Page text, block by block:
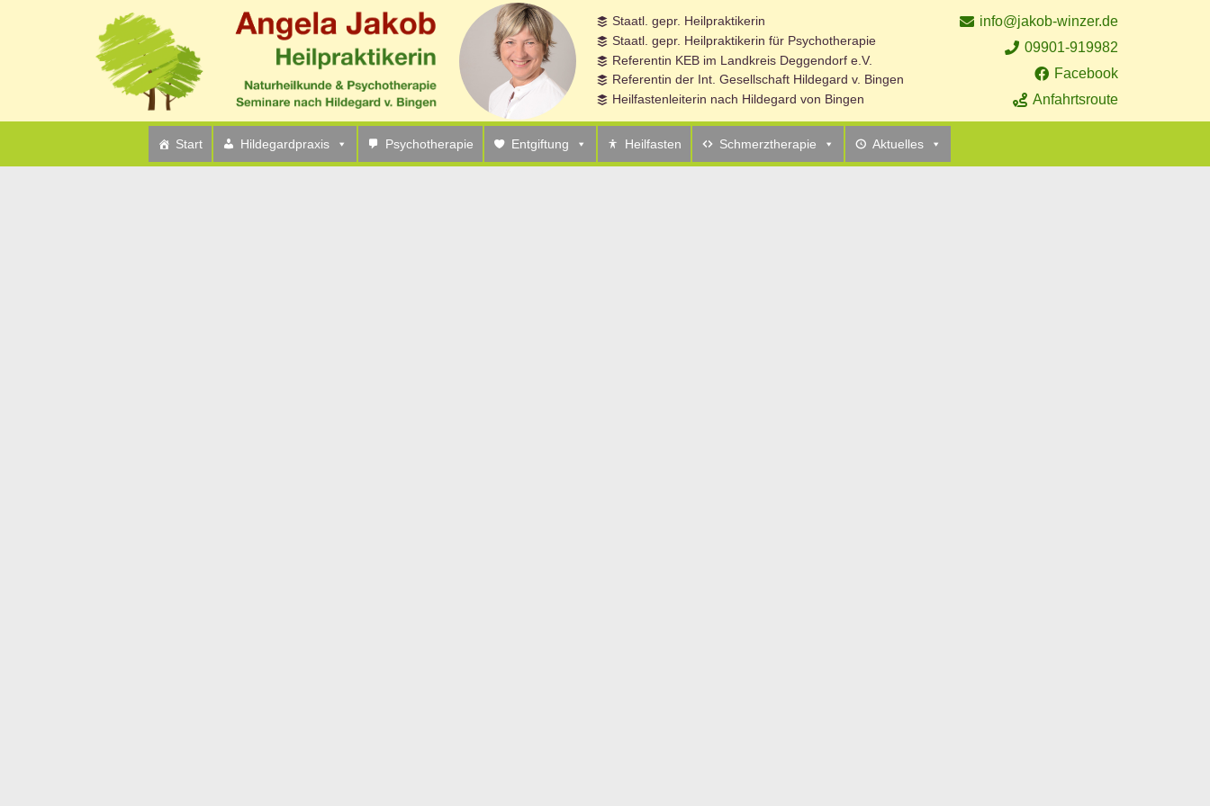
Staatl. gepr. Heilpraktikerin
Staatl. gepr. Heilpraktikerin für Psychotherapie
Referentin KEB im Landkreis Deggendorf e.V.
Referentin der Int. Gesellschaft Hildegard v. Bingen
Heilfastenleiterin nach Hildegard von Bingen
info@jakob-winzer.de
09901-919982
Facebook
Anfahrtsroute
Start Hildegardpraxis Psychotherapie Entgiftung Heilfasten Schmerztherapie Aktuelles